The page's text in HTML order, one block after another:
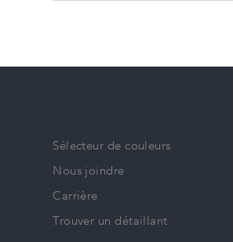
Sélecteur de couleurs
Nous joindre
Carrière
Trouver un détaillant